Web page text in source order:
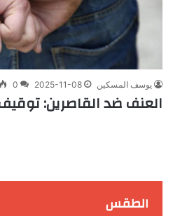
يوسف المسكين 2025-11-08
0
العنف ضد القاصرين:
الطقس